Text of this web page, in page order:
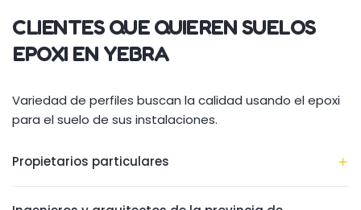
CLIENTES QUE QUIEREN SUELOS
EPOXI EN YEBRA
Variedad de perfiles buscan la calidad usando el epoxi
para el suelo de sus instalaciones.
Propietarios particulares